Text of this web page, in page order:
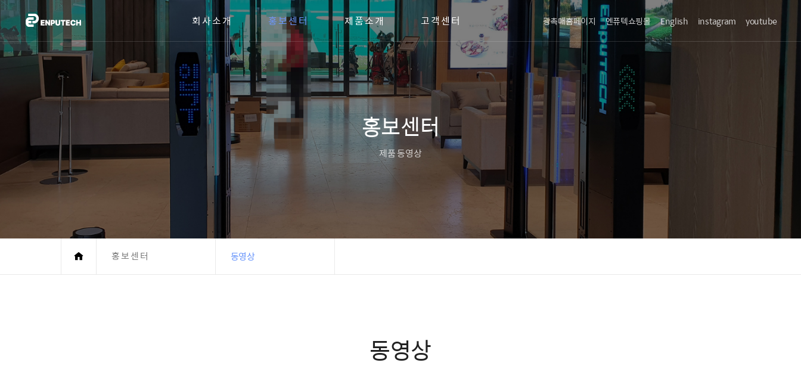
회사소개 홍보센터 제품소개 고객센터 광촉매홈페이지 엔퓨텍쇼핑몰 English instagram youtube
홍보센터
제품 동영상
홍보센터 동영상
동영상